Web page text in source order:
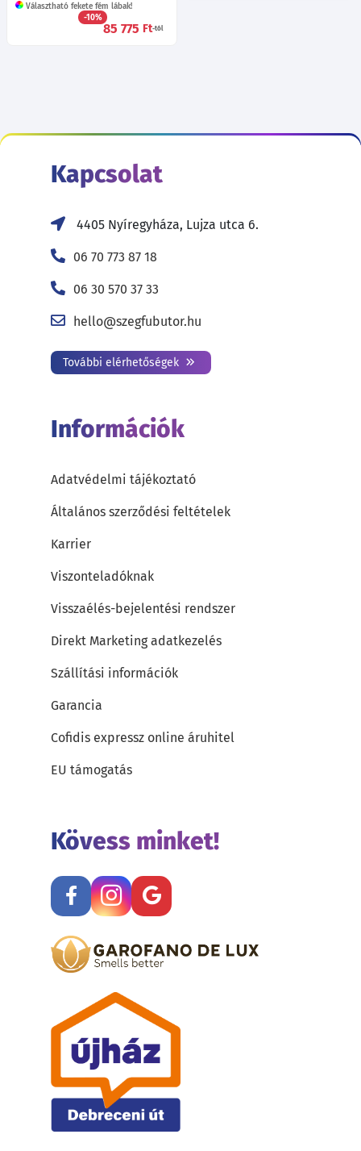
Választható fekete fém lábak!
-10%
85 775 Ft-tól
Kapcsolat
4405 Nyíregyháza, Lujza utca 6.
06 70 773 87 18
06 30 570 37 33
hello@szegfubutor.hu
További elérhetőségek
Információk
Adatvédelmi tájékoztató
Általános szerződési feltételek
Karrier
Viszonteladóknak
Visszaélés-bejelentési rendszer
Direkt Marketing adatkezelés
Szállítási információk
Garancia
Cofidis expressz online áruhitel
EU támogatás
Kövess minket!